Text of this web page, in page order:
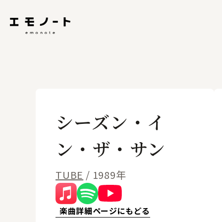
シーズン・イ
ン・ザ・サン
TUBE / 1989年
楽曲詳細ページにもどる